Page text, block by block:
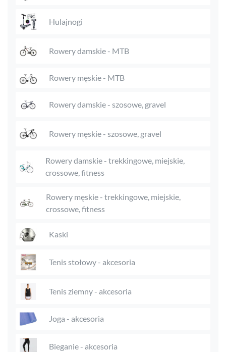
Hulajnogi
Rowery damskie - MTB
Rowery męskie - MTB
Rowery damskie - szosowe, gravel
Rowery męskie - szosowe, gravel
Rowery damskie - trekkingowe, miejskie,
crossowe, fitness
Rowery męskie - trekkingowe, miejskie,
crossowe, fitness
Kaski
Tenis stołowy - akcesoria
Tenis ziemny - akcesoria
Joga - akcesoria
Bieganie - akcesoria